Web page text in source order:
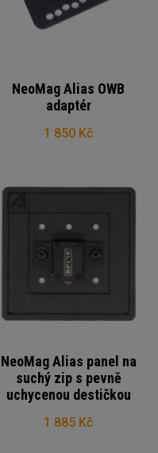
NeoMag Alias OWB
adaptér
1 850 Kč
NeoMag Alias panel na
suchý zip s pevně
uchycenou destičkou
1 885 Kč